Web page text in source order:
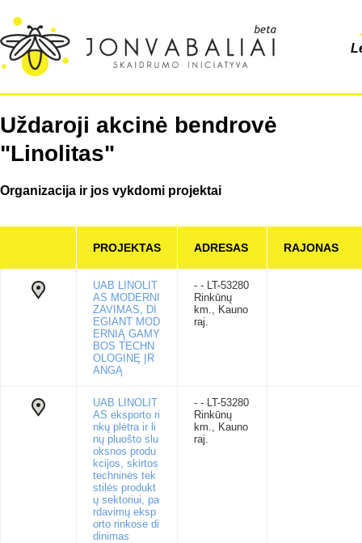
Uždaroji akcinė bendrovė
"Linolitas"
Organizacija ir jos vykdomi projektai
PROJEKTAS ADRESAS RAJONAS
UAB LINOLIT
AS MODERNI
ZAVIMAS, DI
EGIANT MOD
ERNIĄ GAMY
BOS TECHN
OLOGINĘ ĮR
ANGĄ
- - LT-53280
Rinkūnų
km., Kauno
raj.
UAB LINOLIT
AS eksporto ri
nkų plėtra ir li
nų pluošto slu
oksnos produ
kcijos, skirtos
techninės tek
stilės produkt
ų sektoriui, pa
rdavimų eksp
orto rinkose di
dinimas
- - LT-53280
Rinkūnų
km., Kauno
raj.